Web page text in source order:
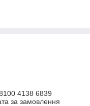
4138 6839
за замовлення